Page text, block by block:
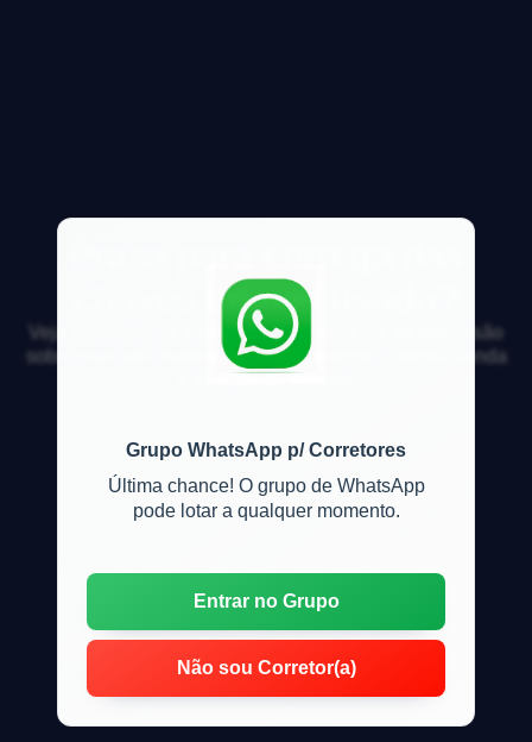
Grupo WhatsApp p/ Corretores
Última chance! O grupo de WhatsApp
pode lotar a qualquer momento.
Entrar no Grupo
Não sou Corretor(a)
chaves imóvel usado?
Veja respostas de especialistas e participe da discussão
sobre mercado imobiliário, financiamento, compra, venda
e locação de imóveis